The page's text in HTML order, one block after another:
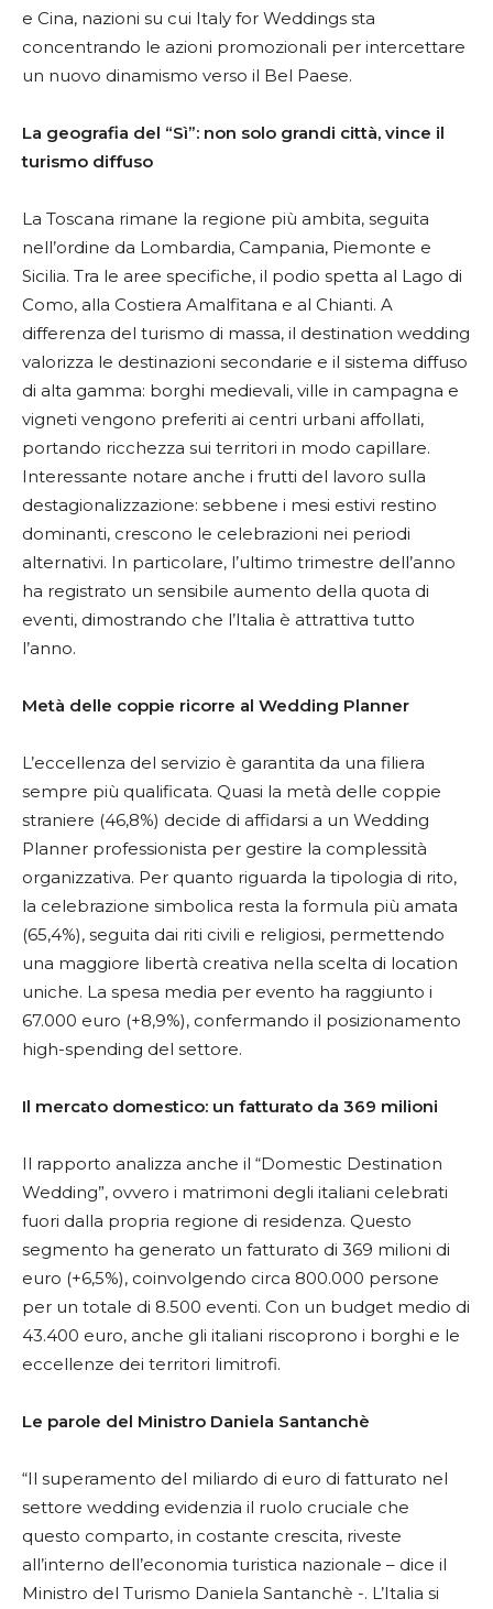
e Cina, nazioni su cui Italy for Weddings sta
concentrando le azioni promozionali per intercettare
un nuovo dinamismo verso il Bel Paese.
La geografia del “Sì”: non solo grandi città, vince il
turismo diffuso
La Toscana rimane la regione più ambita, seguita
nell’ordine da Lombardia, Campania, Piemonte e
Sicilia. Tra le aree specifiche, il podio spetta al Lago di
Como, alla Costiera Amalfitana e al Chianti. A
differenza del turismo di massa, il destination wedding
valorizza le destinazioni secondarie e il sistema diffuso
di alta gamma: borghi medievali, ville in campagna e
vigneti vengono preferiti ai centri urbani affollati,
portando ricchezza sui territori in modo capillare.
Interessante notare anche i frutti del lavoro sulla
destagionalizzazione: sebbene i mesi estivi restino
dominanti, crescono le celebrazioni nei periodi
alternativi. In particolare, l’ultimo trimestre dell’anno
ha registrato un sensibile aumento della quota di
eventi, dimostrando che l’Italia è attrattiva tutto
l’anno.
Metà delle coppie ricorre al Wedding Planner
L’eccellenza del servizio è garantita da una filiera
sempre più qualificata. Quasi la metà delle coppie
straniere (46,8%) decide di affidarsi a un Wedding
Planner professionista per gestire la complessità
organizzativa. Per quanto riguarda la tipologia di rito,
la celebrazione simbolica resta la formula più amata
(65,4%), seguita dai riti civili e religiosi, permettendo
una maggiore libertà creativa nella scelta di location
uniche. La spesa media per evento ha raggiunto i
67.000 euro (+8,9%), confermando il posizionamento
high-spending del settore.
Il mercato domestico: un fatturato da 369 milioni
Il rapporto analizza anche il “Domestic Destination
Wedding”, ovvero i matrimoni degli italiani celebrati
fuori dalla propria regione di residenza. Questo
segmento ha generato un fatturato di 369 milioni di
euro (+6,5%), coinvolgendo circa 800.000 persone
per un totale di 8.500 eventi. Con un budget medio di
43.400 euro, anche gli italiani riscoprono i borghi e le
eccellenze dei territori limitrofi.
Le parole del Ministro Daniela Santanchè
“Il superamento del miliardo di euro di fatturato nel
settore wedding evidenzia il ruolo cruciale che
questo comparto, in costante crescita, riveste
all’interno dell’economia turistica nazionale – dice il
Ministro del Turismo Daniela Santanchè -. L’Italia si